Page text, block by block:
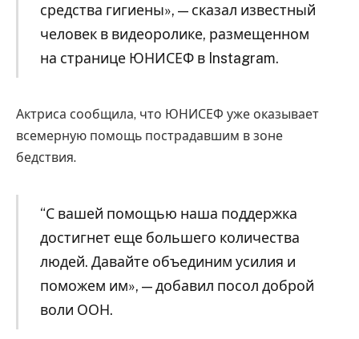
средства гигиены», — сказал известный
человек в видеоролике, размещенном
на странице ЮНИСЕФ в Instagram.
Актриса сообщила, что ЮНИСЕФ уже оказывает
всемерную помощь пострадавшим в зоне
бедствия.
“С вашей помощью наша поддержка
достигнет еще большего количества
людей. Давайте объединим усилия и
поможем им», — добавил посол доброй
воли ООН.